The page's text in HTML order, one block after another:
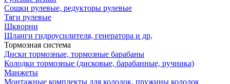
Сошки рулевые, редукторы рулевые
Тяги рулевые
Шкворни
Шланги гидроусилителя, генератора и др,
Тормозная система
Диски тормозные, тормозные барабаны
Колодки тормозные (дисковые, барабанные, ручника)
Манжеты
Монтажные комплекты для колодок, пружины колодок